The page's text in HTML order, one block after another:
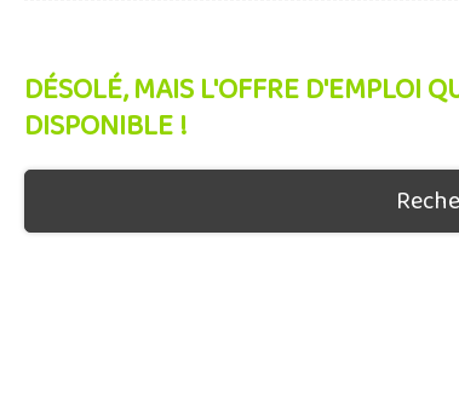
DÉSOLÉ, MAIS L'OFFRE D'EMPLOI
DISPONIBLE !